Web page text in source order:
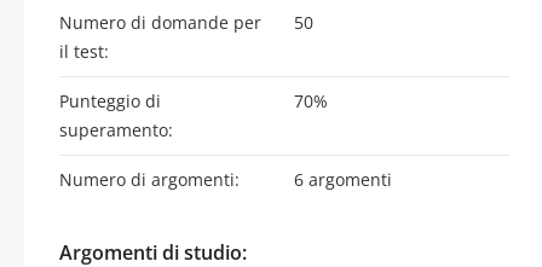
Numero di domande per
il test:
50
Punteggio di
superamento:
70%
Numero di argomenti: 6 argomenti
Argomenti di studio: